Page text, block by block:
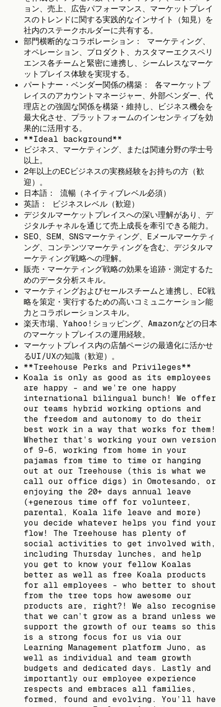
ョン、売上、広告パフォーマンス、マーケットプレイ
スのトレンドに関する実践的なインサイト（知見）を
社内のステークホルダーに共有する。
部門横断的なコラボレーション： マーケティング、
オペレーション、プロダクト、カスタマーエクスペリ
エンス各チームと緊密に連携し、シームレスなマーケ
ットプレイス体験を実現する。
パートナー・ベンダー関係の構築： 各マーケットプ
レイスのアカウントマネージャー、外部ベンダー、代
理店との強固な関係を構築・維持し、ビジネス機会を
最大化させ、プラットフォームのインセンティブを効
果的に活用する。
**Ideal background**
ビジネス、マーケティング、または関連分野の学士号
以上。
2年以上のECビジネスの実務経験をお持ちの方（歓
迎）。
日本語： 流暢（ネイティブレベル必須）
英語： ビジネスレベル（歓迎）
デジタルマーケットプレイスへの深い理解があり、デ
ジタルチャネルを通じて売上成長を牽引できる能力。
SEO、SEM、SNSマーケティング、Eメールマーケティ
ング、コンテンツマーケティングを含む、デジタルマ
ーケティング戦略への理解。
販売・マーケティング戦略の効果を追跡・測定するた
めのデータ分析スキル。
マーケティングおよびセールスチームと連携し、EC戦
略を策定・実行するための高いコミュニケーション能
力とコラボレーションスキル。
楽天市場、Yahoo!ショッピング、Amazonなどの日本
のマーケットプレイスの運用経験。
マーケットプレイス内の店舗ページの最適化に活かせ
るUI/UXの知識（歓迎）。
**Treehouse Perks and Privileges**
Koala is only as good as its employees
are happy - and we’re one happy
international bilingual bunch! We offer
our teams hybrid working options and
the freedom and autonomy to do their
best work in a way that works for them!
Whether that’s working your own version
of 9-6, working from home in your
pajamas from time to time or hanging
out at our Treehouse (this is what we
call our office digs) in Omotesando, or
enjoying the 20+ days annual leave
(+generous time off for volunteer,
parental, Koala life leave and more)
you decide whatever helps you find your
flow! The Treehouse has plenty of
social activities to get involved with,
including Thursday lunches, and help
you get to know your fellow Koalas
better as well as free Koala products
for all employees - who better to shout
from the tree tops how awesome our
products are, right?! We also recognise
that we can’t grow as a brand unless we
support the growth of our teams so this
is a strong focus for us via our
Learning Management platform Juno, as
well as individual and team growth
budgets and dedicated days. Lastly and
importantly our employee experience
respects and embraces all families,
formed, found and evolving. You’ll have